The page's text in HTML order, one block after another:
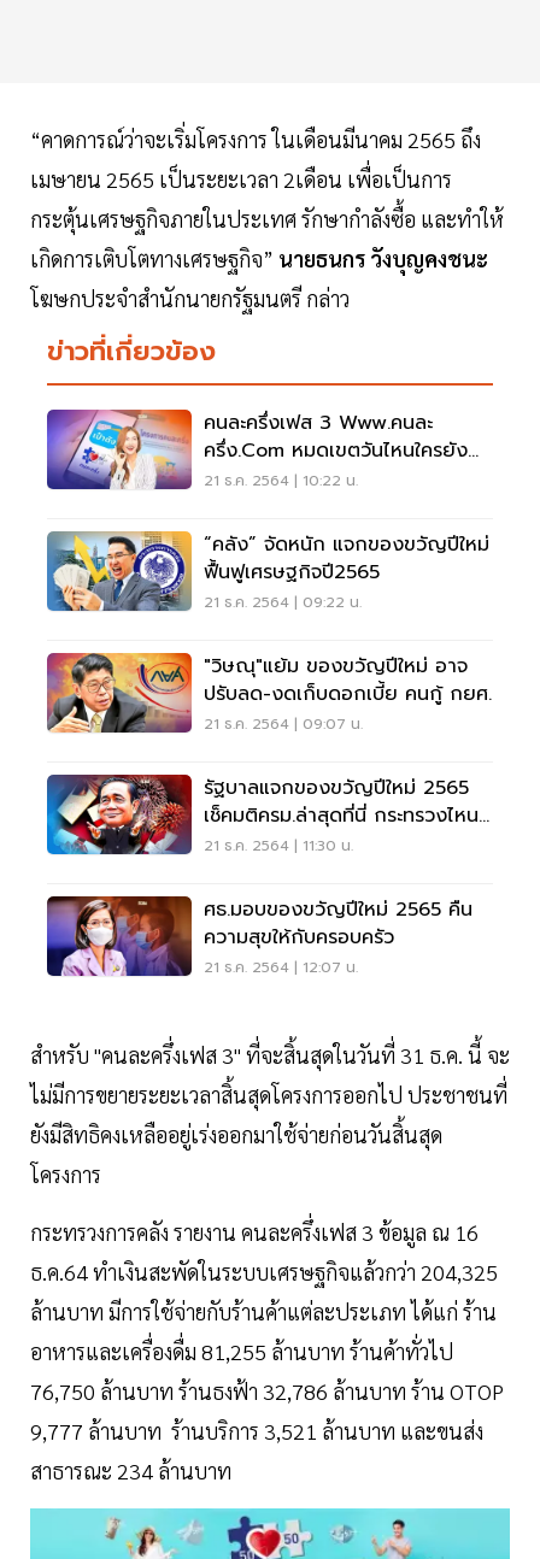
“คาดการณ์ว่าจะเริ่มโครงการ ในเดือนมีนาคม 2565 ถึง
เมษายน 2565 เป็นระยะเวลา 2เดือน เพื่อเป็นการ
กระตุ้นเศรษฐกิจภายในประเทศ รักษากำลังซื้อ และทำให้
เกิดการเติบโตทางเศรษฐกิจ” นายธนกร วังบุญคงชนะ
โฆษกประจำสำนักนายกรัฐมนตรี กล่าว
ข่าวที่เกี่ยวข้อง
คนละครึ่งเฟส 3 Www.คนละ
ครึ่ง.com หมดเขตวันไหนใครยัง
เหลือสิทธิดูด่วนที่นี่
21 ธ.ค. 2564 | 10:22 น.
“คลัง” จัดหนัก แจกของขวัญปีใหม่
ฟื้นฟูเศรษฐกิจปี2565
21 ธ.ค. 2564 | 09:22 น.
"วิษณุ"แย้ม ของขวัญปีใหม่ อาจ
ปรับลด-งดเก็บดอกเบี้ย คนกู้ กยศ.
21 ธ.ค. 2564 | 09:07 น.
รัฐบาลแจกของขวัญปีใหม่ 2565
เช็คมติครม.ล่าสุดที่นี่ กระทรวงไหน
ปังสุด
21 ธ.ค. 2564 | 11:30 น.
ศธ.มอบของขวัญปีใหม่ 2565 คืน
ความสุขให้กับครอบครัว
21 ธ.ค. 2564 | 12:07 น.
สำหรับ "คนละครึ่งเฟส 3" ที่จะสิ้นสุดในวันที่ 31 ธ.ค. นี้ จะ
ไม่มีการขยายระยะเวลาสิ้นสุดโครงการออกไป ประชาชนที่
ยังมีสิทธิคงเหลืออยู่เร่งออกมาใช้จ่ายก่อนวันสิ้นสุด
โครงการ
กระทรวงการคลัง รายงาน คนละครึ่งเฟส 3 ข้อมูล ณ 16
ธ.ค.64 ทำเงินสะพัดในระบบเศรษฐกิจแล้วกว่า 204,325
ล้านบาท มีการใช้จ่ายกับร้านค้าแต่ละประเภท ได้แก่ ร้าน
อาหารและเครื่องดื่ม 81,255 ล้านบาท ร้านค้าทั่วไป
76,750 ล้านบาท ร้านธงฟ้า 32,786 ล้านบาท ร้าน OTOP
9,777 ล้านบาท ร้านบริการ 3,521 ล้านบาท และขนส่ง
สาธารณะ 234 ล้านบาท